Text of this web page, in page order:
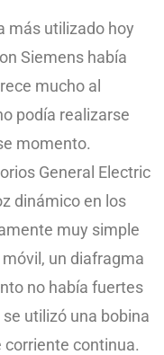
más utilizado hoy
Siemens había
mucho al
podía realizarse
momento.
General Electric
dinámico en los
muy simple
un diafragma
no había fuertes
utilizó una bobina
corriente continua.